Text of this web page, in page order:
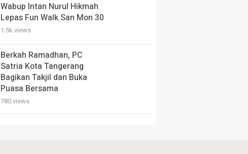
Wabup Intan Nurul Hikmah
Lepas Fun Walk San Mon 30
1.5k views
Berkah Ramadhan, PC
Satria Kota Tangerang
Bagikan Takjil dan Buka
Puasa Bersama
780 views